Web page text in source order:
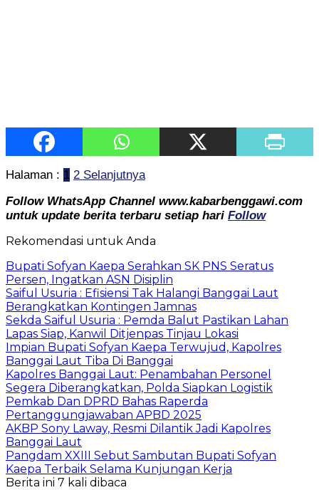
Halaman : 1 2 Selanjutnya
Follow WhatsApp Channel www.kabarbenggawi.com
untuk update berita terbaru setiap hari Follow
Rekomendasi untuk Anda
Bupati Sofyan Kaepa Serahkan SK PNS Seratus
Persen, Ingatkan ASN Disiplin
Saiful Usuria : Efisiensi Tak Halangi Banggai Laut
Berangkatkan Kontingen Jamnas
Sekda Saiful Usuria : Pemda Balut Pastikan Lahan
Lapas Siap, Kanwil Ditjenpas Tinjau Lokasi
Impian Bupati Sofyan Kaepa Terwujud, Kapolres
Banggai Laut Tiba Di Banggai
Kapolres Banggai Laut: Penambahan Personel
Segera Diberangkatkan, Polda Siapkan Logistik
Pemkab Dan DPRD Bahas Raperda
Pertanggungjawaban APBD 2025
AKBP Sony Laway, Resmi Dilantik Jadi Kapolres
Banggai Laut
Pangdam XXIII Sebut Sambutan Bupati Sofyan
Kaepa Terbaik Selama Kunjungan Kerja
Berita ini 7 kali dibaca